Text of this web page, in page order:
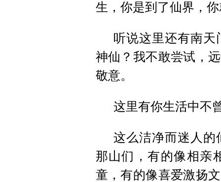
生，你是到了仙界，
听说这里还有南
神仙？我不敢尝试，
敬意。
这里有你生活中不
这么洁净而迷人的
那山们，有的像相亲
童，有的像喜爱激扬